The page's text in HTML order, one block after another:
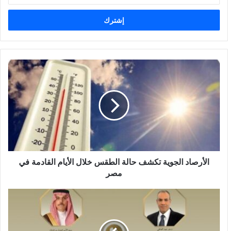
خ
ب
ر
د
ا
ل
ر
الأرصاد الجوية تكشف حالة الطقس خلال الأيام القادمة في
مصر